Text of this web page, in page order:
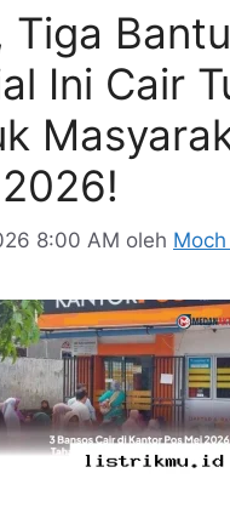
Tiga
Ini Cair
8:00 AM oleh